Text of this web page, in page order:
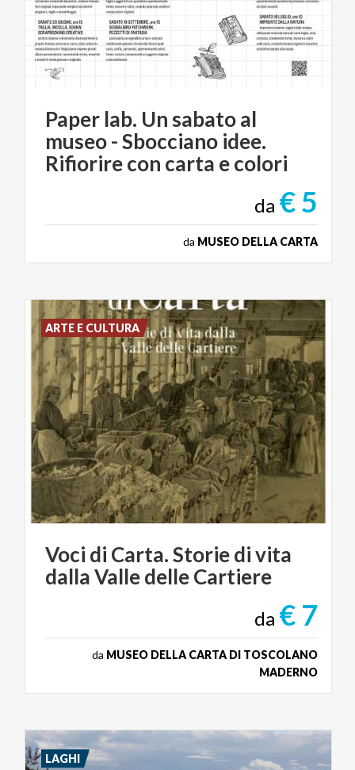
Paper lab. Un sabato al
museo - Sbocciano idee.
Rifiorire con carta e colori
da € 5
da MUSEO DELLA CARTA
Voci di Carta.Storiedivita
dallaValledelleCartiere
da € 7
da MUSEO DELLA CARTA DI TOSCOLANO
MADERNO
ARTE E CULTURA
LAGHI